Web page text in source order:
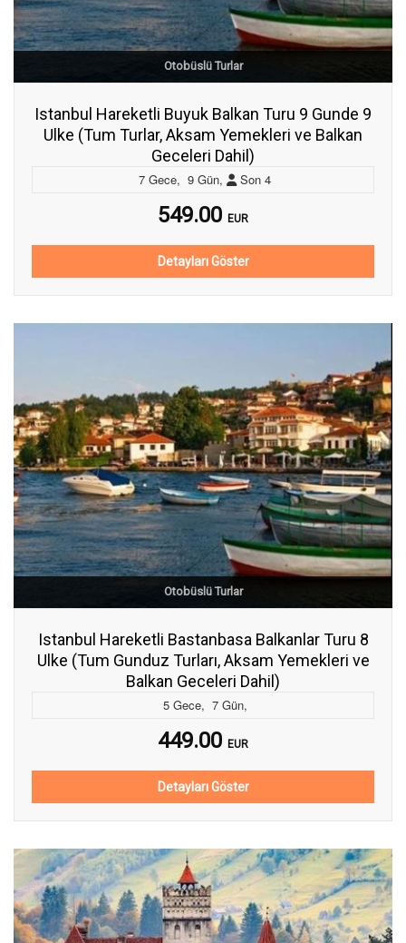
Otobüslü Turlar
Istanbul Hareketli Buyuk Balkan Turu 9 Gunde 9
Ulke (Tum Turlar, Aksam Yemekleri ve Balkan
Geceleri Dahil)
7 Gece, 9 Gün, Son 4
549.00 EUR
Detayları Göster
Otobüslü Turlar
Istanbul Hareketli Bastanbasa Balkanlar Turu 8
Ulke (Tum Gunduz Turları, Aksam Yemekleri ve
Balkan Geceleri Dahil)
5 Gece, 7 Gün,
449.00 EUR
Detayları Göster